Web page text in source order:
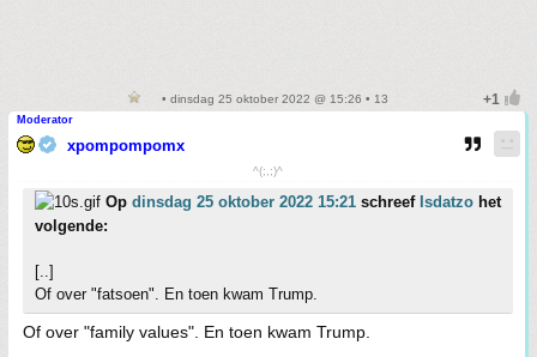
• dinsdag 25 oktober 2022 @ 15:26 • 13
Moderator
xpompompomx
^(;,;)^
Op dinsdag 25 oktober 2022 15:21 schreef Isdatzo het
volgende:
[..]
Of over "fatsoen". En toen kwam Trump.
Of over "family values". En toen kwam Trump.